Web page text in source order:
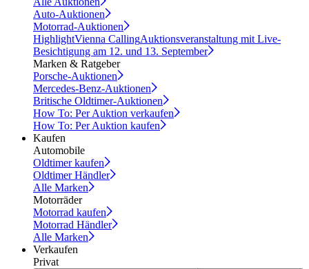
Auto-Auktionen
Motorrad-Auktionen
HighlightVienna CallingAuktionsveranstaltung mit Live-
Besichtigung am 12. und 13. September
Marken & Ratgeber
Porsche-Auktionen
Mercedes-Benz-Auktionen
Britische Oldtimer-Auktionen
How To: Per Auktion verkaufen
How To: Per Auktion kaufen
Kaufen
Automobile
Oldtimer kaufen
Oldtimer Händler
Alle Marken
Motorräder
Motorrad kaufen
Motorrad Händler
Alle Marken
Verkaufen
Privat